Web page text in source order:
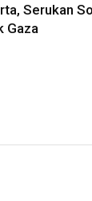
Serukan
Gaza